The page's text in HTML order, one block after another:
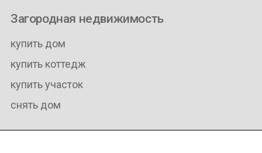
Загородная недвижимость
купить дом
купить коттедж
купить участок
снять дом